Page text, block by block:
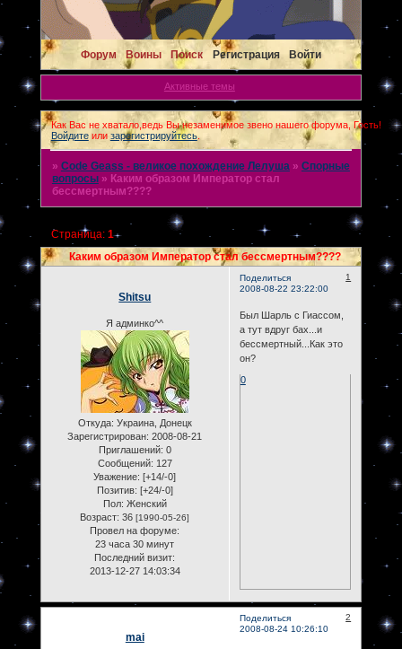
Форум Воины Поиск Регистрация Войти
Активные темы
Как Вас не хватало,ведь Вы незаменимое звено нашего форума, Гость!
Войдитеили зарегистрируйтесь.
» Code Geass - великое похождение Лелуша » Спорные
вопросы » Каким образом Император стал
бессмертным????
Каким образом Император стал бессмертным????
Страница: 1
Поделиться
1
2008-08-22 23:22:00
Shitsu
Я админко^^
Откуда: Украина, Донецк
Зарегистрирован: 2008-08-21
Приглашений: 0
Сообщений: 127
Уважение: [+14/-0]
Позитив: [+24/-0]
Пол: Женский
Возраст: 36[1990-05-26]
Провел на форуме:
23 часа 30 минут
Последний визит:
2013-12-27 14:03:34
Был Шарль с Гиассом,
а тут вдруг бах...и
бессмертный...Как это
он?
0
Поделиться
2
2008-08-24 10:26:10
mai